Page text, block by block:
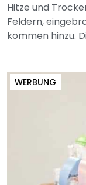
Hitze und
Feldern,
kommen hinzu.
WERBUNG